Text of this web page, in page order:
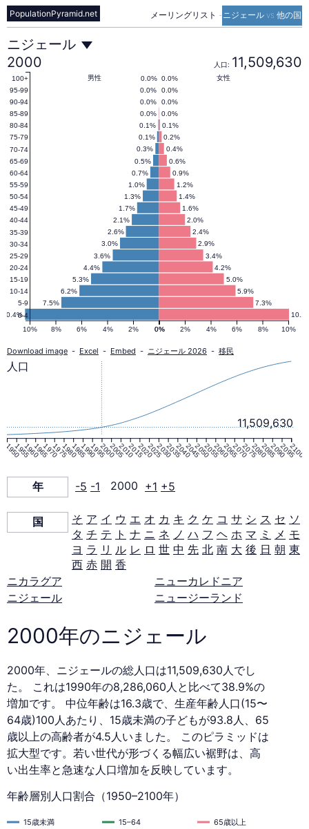
メーリングリスト - ニジェール vs 他の国
PopulationPyramid.net
ニ
ジ
ェ
ー
ル
の
人
口
ピ
ミ
ッ
ド
2000
年
ニジェール
2000
人口: 11,509,630
10.4%
7.3%
7.5%
5.9%
6.2%
5.0%
5.3%
4.2%
4.4%
3.4%
3.6%
2.9%
3.0%
2.4%
2.6%
2.0%
2.1%
1.6%
1.7%
1.4%
1.3%
1.2%
1.0%
0.9%
0.7%
0.6%
0.5%
0.4%
0.3%
0.2%
0.1%
0.1%
0.1%
0.0%
0.0%
0.0%
0.0%
0.0%
0.0%
0.0%
0.0% 女性
男性
0% 2% 4% 6% 8% 10%
10% 8% 6% 4% 2% 0%
0-4
5-9
10-14
15-19
20-24
25-29
30-34
35-39
40-44
45-49
50-54
55-59
60-64
65-69
70-74
75-79
80-84
85-89
90-94
95-99
100+
Download image - Excel - Embed - ニジェール 2026 - 移民
1950195519601965197019751980198519901995200020052010201520202025203020352040204520502055206020652070207520802085209020952100
11,509,630
人口
年 -5 -1 2000 +1 +5
国 そ ア イ ウ エ オ カ キ ク ケ コ サ シ ス セ ソ
タ チ テ ト ナ ニ ネ ノ ハ フ ヘ ホ マ ミ メ モ
ヨ ラ リ ル レ ロ 世 中 先 北 南 大 後 日 朝 東
西 赤 開 香
ニカラグア
ニジェール
ニューカレドニア
ニュージーランド
2000年のニジェール
2000年、ニジェールの総人口は11,509,630人でし
た。 これは1990年の8,286,060人と比べて38.9%の
増加です。 中位年齢は16.3歳で、生産年齢人口(15〜
64歳)100人あたり、15歳未満の子どもが93.8人、65
歳以上の高齢者が4.5人いました。 このピラミッドは
拡大型です。若い世代が形づくる幅広い裾野は、高
い出生率と急速な人口増加を反映しています。
年齢層別人口割合（1950–2100年）
15歳未満 15–64 65歳以上